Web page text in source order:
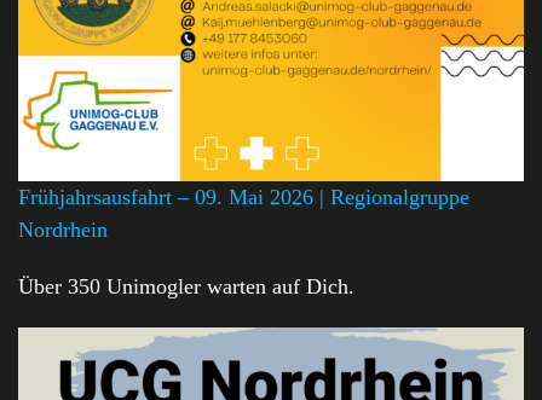
Frühjahrsausfahrt – 09. Mai 2026 | Regionalgruppe
Nordrhein
Über 350 Unimogler warten auf Dich.